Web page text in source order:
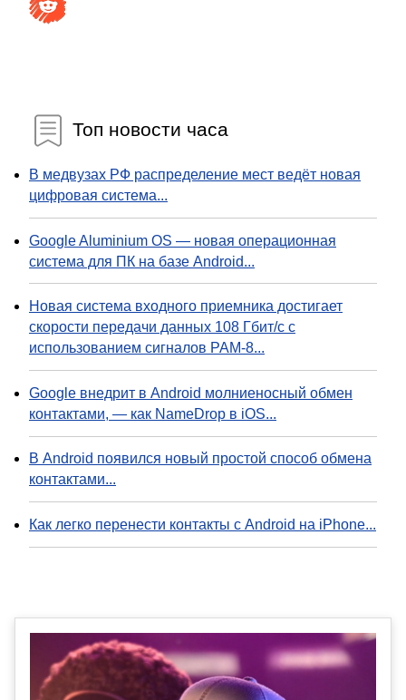
Топ новости часа
В медвузах РФ распределение мест ведёт новая
цифровая система...
Google Aluminium OS — новая операционная
система для ПК на базе Android...
Новая система входного приемника достигает
скорости передачи данных 108 Гбит/с с
использованием сигналов PAM-8...
Google внедрит в Android молниеносный обмен
контактами, — как NameDrop в iOS...
В Android появился новый простой способ обмена
контактами...
Как легко перенести контакты с Android на iPhone...